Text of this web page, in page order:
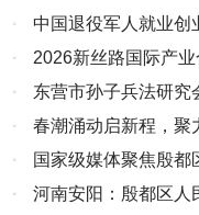
院的一系列错误执行裁定
结、关停企业如“土匪进
两家规上企业近200名员
品成为废品，民企活活被
行为违反了国务院《优化
《浙江省优化营商环境条
展壮大的指导意见》第24
暨信用监管成就介
绍 专题新闻发布
·
中国退役军人就业创
行
·
2026新丝路国际产
核肥与多国外交官共商
·
东营市孙子兵法研究
利召开
·
春潮涌动启新程，
会委员会第四届第一次
·
国家级媒体聚焦殷都
改革与三医协同发展成
·
河南安阳：殷都区人